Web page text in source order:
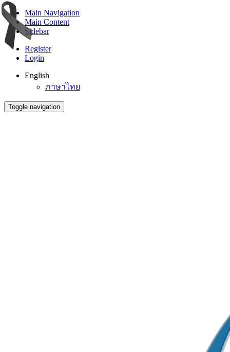
Main Navigation
Main Content
Sidebar
Register
Login
English
ภาษาไทย
Toggle navigation